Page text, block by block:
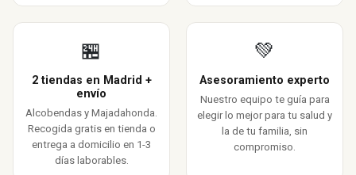
🏪
2 tiendas en Madrid +
envío
Alcobendas y Majadahonda.
Recogida gratis en tienda o
entrega a domicilio en 1-3
días laborables.
💚
Asesoramiento experto
Nuestro equipo te guía para
elegir lo mejor para tu salud y
la de tu familia, sin
compromiso.